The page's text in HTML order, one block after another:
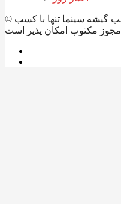
© کپی بخش یا کل هر کدام از مطالب گیشه سینما تنها با کسب